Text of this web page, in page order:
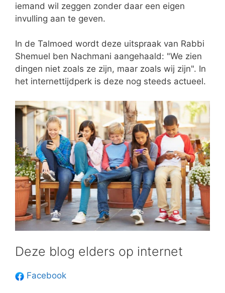
iemand wil zeggen zonder daar een eigen
invulling aan te geven.
In de Talmoed wordt deze uitspraak van Rabbi
Shemuel ben Nachmani aangehaald: "We zien
dingen niet zoals ze zijn, maar zoals wij zijn". In
het internettijdperk is deze nog steeds actueel.
Deze blog elders op internet
Facebook